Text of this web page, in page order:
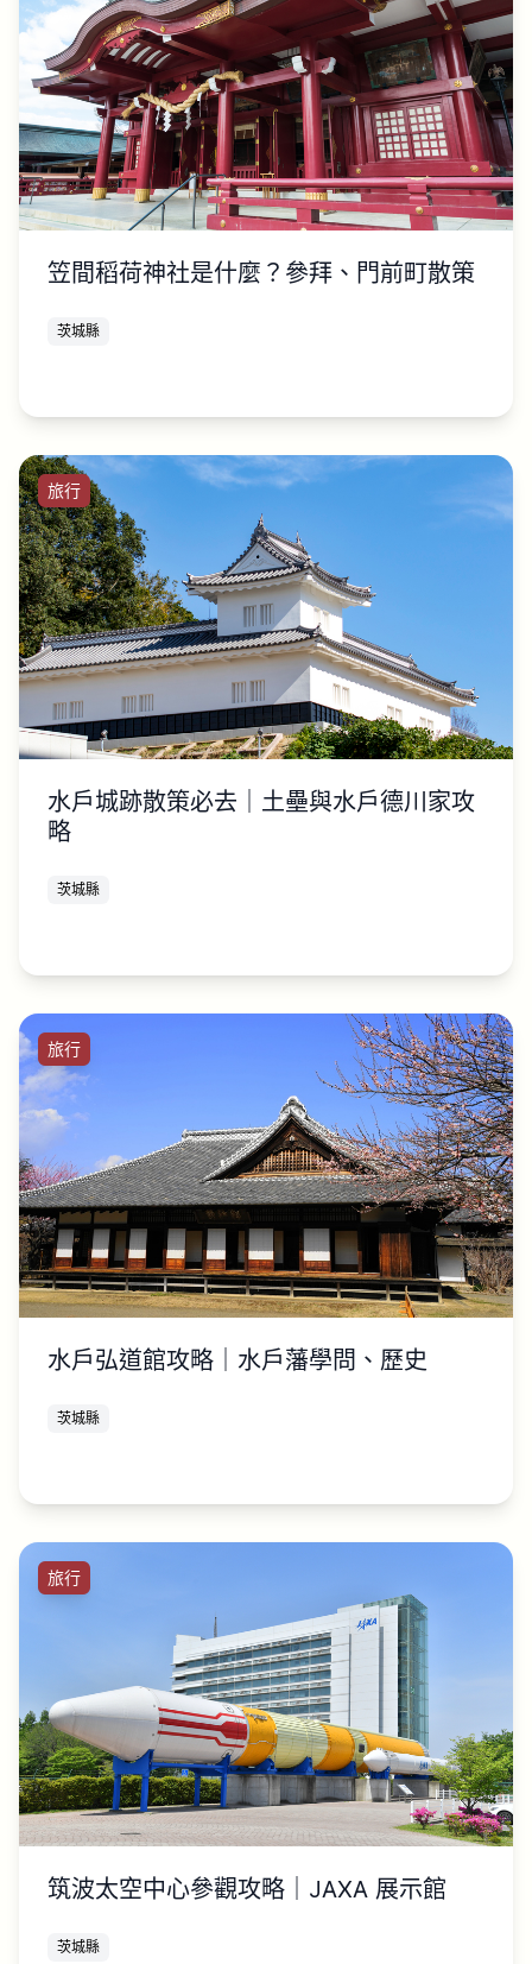
笠間稻荷神社是什麼？參拜、門前町散策
茨城縣
旅行
水戶城跡散策必去｜土壘與水戶德川家攻
略
茨城縣
旅行
水戶弘道館攻略｜水戶藩學問、歷史
茨城縣
旅行
筑波太空中心參觀攻略｜JAXA 展示館
茨城縣